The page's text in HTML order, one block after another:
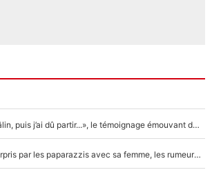
F1 : « Je lui ai fait un câlin, puis j’ai dû partir...», le témoignage émouvant de Max Verstappen sur sa fille
F1 : Charles Leclerc surpris par les paparazzis avec sa femme, les rumeurs étaient vraies !